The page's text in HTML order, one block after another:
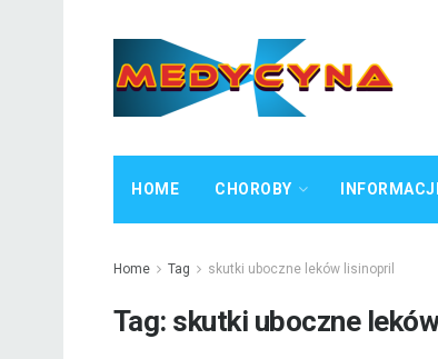
HOME CHOROBY
Home Tag skutki uboczne leków lisinopril
Tag: skutki uboczne